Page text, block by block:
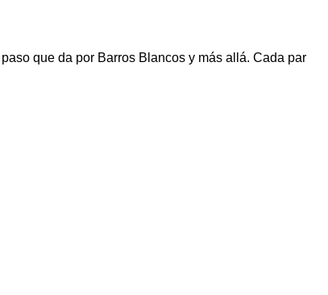
que da por Barros Blancos y más allá. Cada par